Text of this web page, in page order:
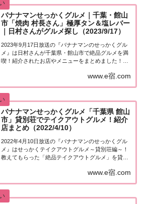
バナナマンせっかくグルメ｜千葉・館山
市「焼肉 村長さん」極厚タン＆塩レバー
｜日村さんがグルメ探し（2023/9/17）
2023年9月17日放送の『バナナマンのせっかくグル
メ』は日村さんが千葉県・館山市で絶品グルメを満
喫！紹介されたお店やメニューをまとめました！詳
［続編］地元の人に「せっかくこの町に来たなら食
み、...
www.e宿.com
バナナマンせっかくグルメ「千葉県 館山
市」貸別荘でテイクアウトグルメ！紹介
店まとめ（2022/4/10）
2022年4月10日放送の『バナナマンのせっかくグル
メ』はせっかくテイクアウトグルメ～貸別荘編～！
教えてもらった「絶品テイクアウトグルメ」を貸別
た情報をまとめました！貸別荘でテイクアウトグル
www.e宿.com